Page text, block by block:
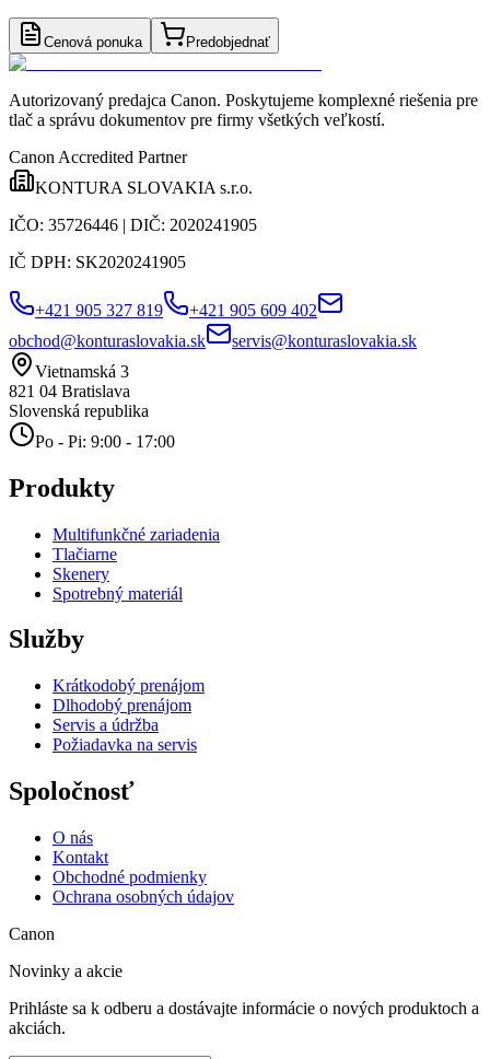
Cenová ponuka Predobjednať
Autorizovaný predajca Canon. Poskytujeme komplexné riešenia pre
tlač a správu dokumentov pre firmy všetkých veľkostí.
Canon Accredited Partner
KONTURA SLOVAKIA s.r.o.
IČO: 35726446 | DIČ: 2020241905
IČ DPH: SK2020241905
+421 905 327 819
+421 905 609 402
obchod@konturaslovakia.sk
servis@konturaslovakia.sk
Vietnamská 3
821 04 Bratislava
Slovenská republika
Po - Pi: 9:00 - 17:00
Produkty
Multifunkčné zariadenia
Tlačiarne
Skenery
Spotrebný materiál
Služby
Krátkodobý prenájom
Dlhodobý prenájom
Servis a údržba
Požiadavka na servis
Spoločnosť
O nás
Kontakt
Obchodné podmienky
Ochrana osobných údajov
Canon
Novinky a akcie
Prihláste sa k odberu a dostávajte informácie o nových produktoch a
akciách.